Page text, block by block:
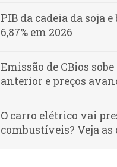
PIB da cadeia da soja
6,87% em 2026
Emissão de CBios
anterior e preços
O carro elétrico vai
combustíveis? Veja